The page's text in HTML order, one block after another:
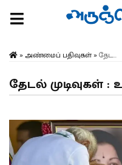
» அண்மைப் பதிவுகள்» தேட...
தேடல் முடிவுகள் :